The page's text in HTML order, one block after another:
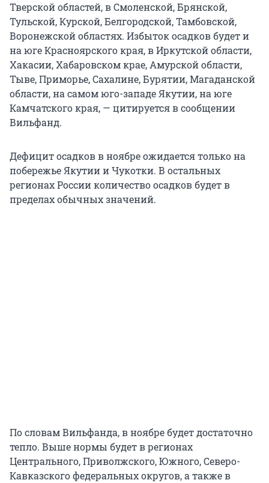
Тверской областей, в Смоленской, Брянской,
Тульской, Курской, Белгородской, Тамбовской,
Воронежской областях. Избыток осадков будет и
на юге Красноярского края, в Иркутской области,
Хакасии, Хабаровском крае, Амурской области,
Тыве, Приморье, Сахалине, Бурятии, Магаданской
области, на самом юго-западе Якутии, на юге
Камчатского края, — цитируется в сообщении
Вильфанд.
Дефицит осадков в ноябре ожидается только на
побережье Якутии и Чукотки. В остальных
регионах России количество осадков будет в
пределах обычных значений.
По словам Вильфанда, в ноябре будет достаточно
тепло. Выше нормы будет в регионах
Центрального, Приволжского, Южного, Северо-
Кавказского федеральных округов, а также в